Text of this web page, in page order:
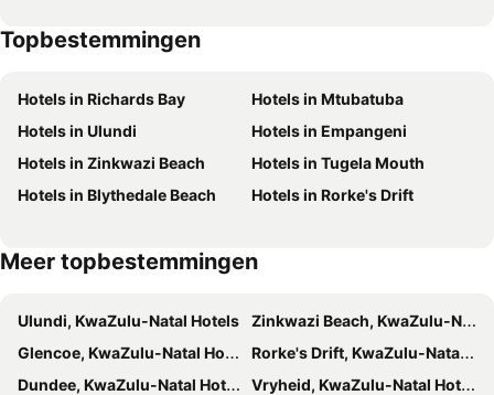
Topbestemmingen
Hotels in Richards Bay
Hotels in Mtubatuba
Hotels in Ulundi
Hotels in Empangeni
Hotels in Zinkwazi Beach
Hotels in Tugela Mouth
Hotels in Blythedale Beach
Hotels in Rorke's Drift
Meer topbestemmingen
Ulundi, KwaZulu-Natal Hotels
Zinkwazi Beach, KwaZulu-Natal Hotels
Glencoe, KwaZulu-Natal Hotels
Rorke's Drift, KwaZulu-Natal Hotels
Dundee, KwaZulu-Natal Hotels
Vryheid, KwaZulu-Natal Hotels